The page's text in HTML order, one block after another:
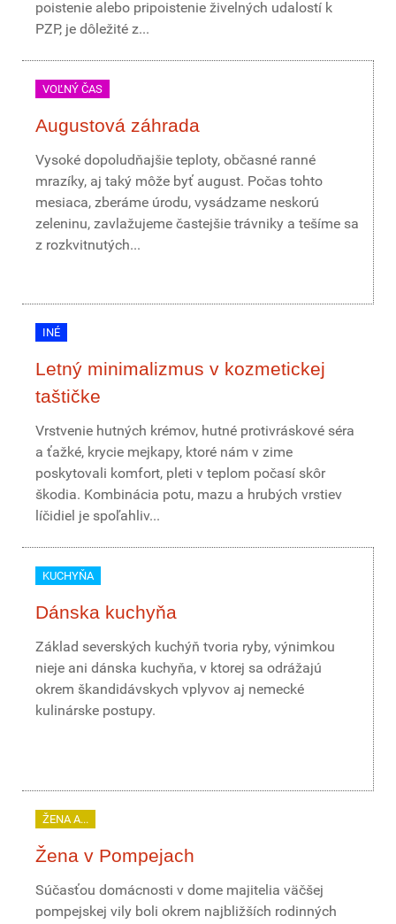
poistenie alebo pripoistenie živelných udalostí k
PZP, je dôležité z...
VOĽNÝ ČAS
Augustová záhrada
Vysoké dopoludňajšie teploty, občasné ranné
mrazíky, aj taký môže byť august. Počas tohto
mesiaca, zberáme úrodu, vysádzame neskorú
zeleninu, zavlažujeme častejšie trávniky a tešíme sa
z rozkvitnutých...
INÉ
Letný minimalizmus v kozmetickej
taštičke
Vrstvenie hutných krémov, hutné protivráskové séra
a ťažké, krycie mejkapy, ktoré nám v zime
poskytovali komfort, pleti v teplom počasí skôr
škodia. Kombinácia potu, mazu a hrubých vrstiev
líčidiel je spoľahliv...
KUCHYŇA
Dánska kuchyňa
Základ severských kuchýň tvoria ryby, výnimkou
nieje ani dánska kuchyňa, v ktorej sa odrážajú
okrem škandidávskych vplyvov aj nemecké
kulinárske postupy.
ŽENA A...
Žena v Pompejach
Súčasťou domácnosti v dome majitelia väčšej
pompejskej vily boli okrem najbližších rodinných